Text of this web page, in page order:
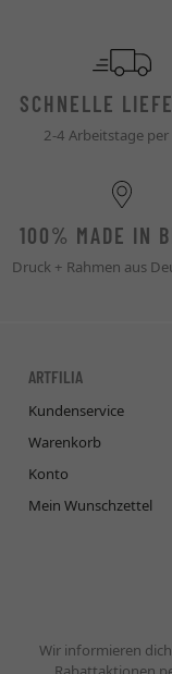
SCHNELLE
2-4 Arbeitstage per
100% MADE IN
Druck + Rahmen aus
ARTFILIA
Kundenservice
Warenkorb
Konto
Mein Wunschzettel
Wir informieren